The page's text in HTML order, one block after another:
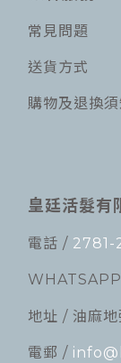
常見問題
送貨方式
購物及退換須
皇廷活髮有
電話 / 2781-
地址 / 油麻
電郵 /